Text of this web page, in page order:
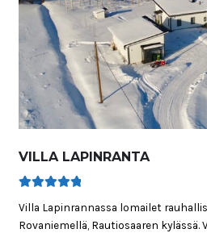
VILLA LAPINRANTA
tuotteesta:
5.00/ 5
Villa Lapinrannassa lomailet
Rovaniemellä, Rautiosaaren